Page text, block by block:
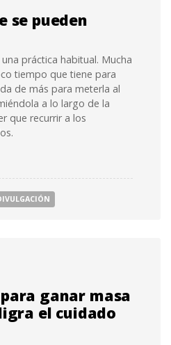
se pueden
práctica habitual. Mucha
tiempo que tiene para
de más para meterla al
a lo largo de la
que recurrir a los
ganar masa
el cuidado